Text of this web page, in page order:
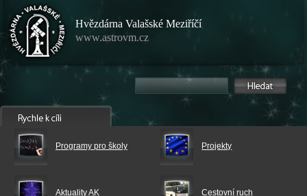
Hvězdárna Valašské Meziříčí
www.astrovm.cz
Programy pro školy Projekty
Aktuality AK Cestovní ruch